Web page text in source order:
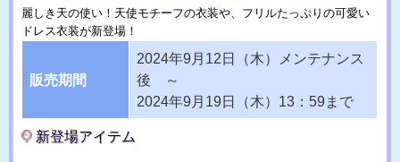
麗しき天の使い！天使モチーフの衣装や、フリルたっぷりの可愛い
ドレス衣装が新登場！
販売期間
2024年9月12日（木）メンテナンス
後 ～
2024年9月19日（木）13：59まで
新登場アイテム